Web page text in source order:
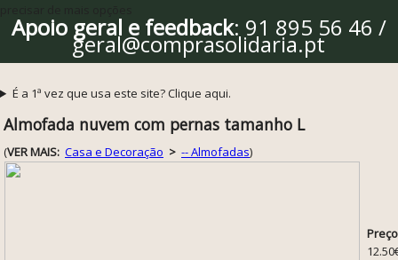
Apoio geral e feedback: 91 895 56 46 /
geral@comprasolidaria.pt
É a 1ª vez que usa este site? Clique aqui.
Almofada nuvem com pernas tamanho L
(VER MAIS: Casa e Decoração > -- Almofadas)